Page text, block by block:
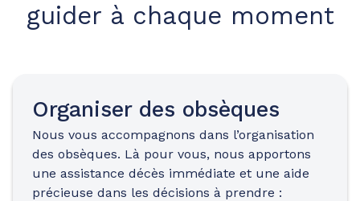
guider à chaque moment
Organiser des obsèques
Nous vous accompagnons dans l’organisation
des obsèques. Là pour vous, nous apportons
une assistance décès immédiate et une aide
précieuse dans les décisions à prendre :